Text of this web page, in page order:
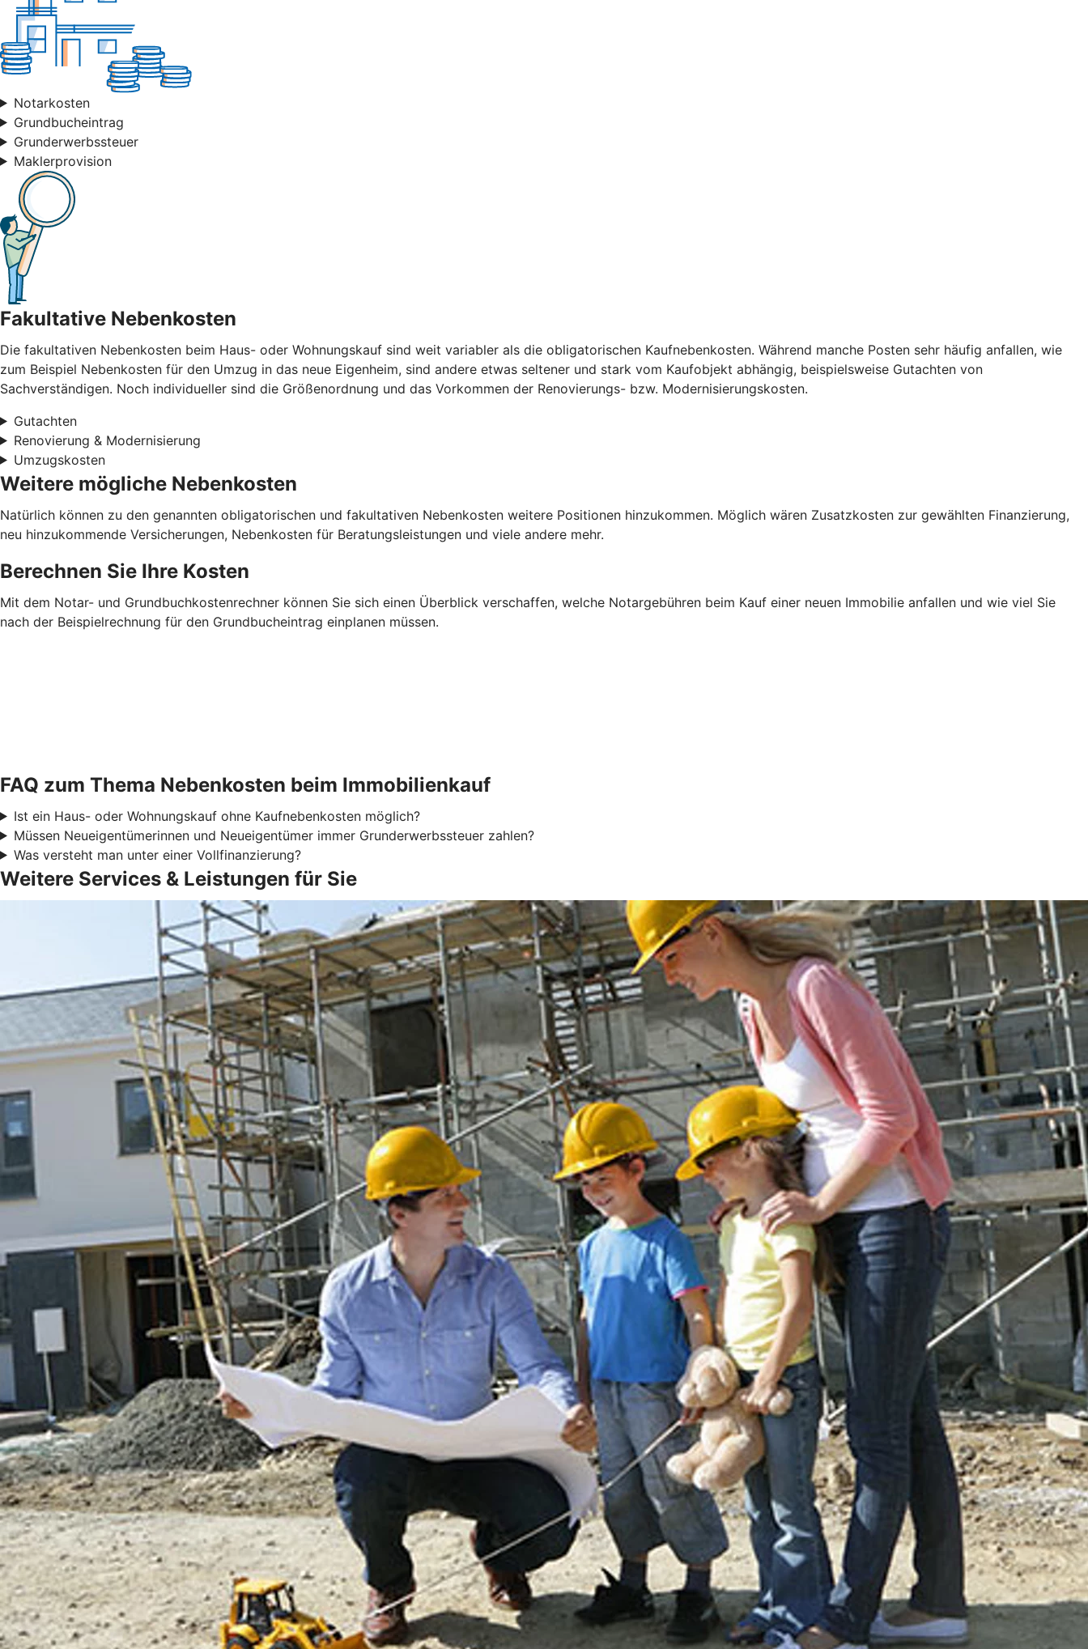
Notarkosten
Grundbucheintrag
Grunderwerbssteuer
Maklerprovision
Fakultative Nebenkosten
Die fakultativen Nebenkosten beim Haus- oder Wohnungskauf sind weit variabler als die obligatorischen Kaufnebenkosten. Während manche Posten sehr häufig anfallen, wie
zum Beispiel Nebenkosten für den Umzug in das neue Eigenheim, sind andere etwas seltener und stark vom Kaufobjekt abhängig, beispielsweise Gutachten von
Sachverständigen. Noch individueller sind die Größenordnung und das Vorkommen der Renovierungs- bzw. Modernisierungskosten.
Gutachten
Renovierung & Modernisierung
Umzugskosten
Weitere mögliche Nebenkosten
Natürlich können zu den genannten obligatorischen und fakultativen Nebenkosten weitere Positionen hinzukommen. Möglich wären Zusatzkosten zur gewählten Finanzierung,
neu hinzukommende Versicherungen, Nebenkosten für Beratungsleistungen und viele andere mehr.
Berechnen Sie Ihre Kosten
Mit dem Notar- und Grundbuchkostenrechner können Sie sich einen Überblick verschaffen, welche Notargebühren beim Kauf einer neuen Immobilie anfallen und wie viel Sie
nach der Beispielrechnung für den Grundbucheintrag einplanen müssen.
FAQ zum Thema Nebenkosten beim Immobilienkauf
Ist ein Haus- oder Wohnungskauf ohne Kaufnebenkosten möglich?
Müssen Neueigentümerinnen und Neueigentümer immer Grunderwerbssteuer zahlen?
Was versteht man unter einer Vollfinanzierung?
Weitere Services & Leistungen für Sie